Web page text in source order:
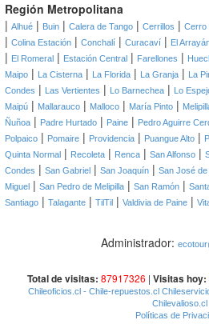
Región Metropolitana
| Alhué | Buin | Calera de Tango | Cerrillos | Cerro
| Colina Estación | Conchalí | Curacaví | El
| El Romeral | Estación Central | Farellones |
Maipo | La Cisterna | La Florida | La Granja | La
Condes | Las Vertientes | Lo Barnechea | Lo
Maipú | Mallarauco | Malloco | María Pinto |
Ñuñoa | Padre Hurtado | Paine | Pedro Aguirre
Polpaico | Pomaire | Providencia | Puangue Alto |
Quinta Normal | Recoleta | Renca | San Alfonso |
Condes | San Gabriel | San Joaquín | San José de
Miguel | San Pedro de Melipilla | San Ramón |
Santiago | Talagante | TilTil | Valdivia de Paine |
Administrador:
Total de visitas: 87917326 | Visitas hoy:
Chileoficios.cl - Chile-repuestos.cl
Chilevalioso.cl
Políticas de